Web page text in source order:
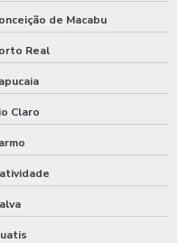
de Macabu
Real
Claro